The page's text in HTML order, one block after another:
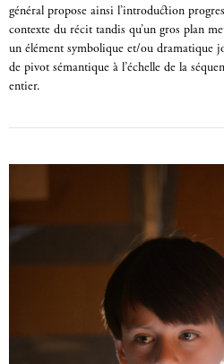
général propose ainsi l’introduction
contexte du récit tandis qu’un gros plan
un élément symbolique et/ou dramatique
de pivot sémantique à l’échelle de la
entier.